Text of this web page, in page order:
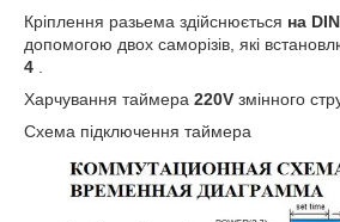
Кріплення разьема здійснюється на
допомогою двох саморізів, які
4
Харчування таймера 220V змінного
Схема підключення таймера